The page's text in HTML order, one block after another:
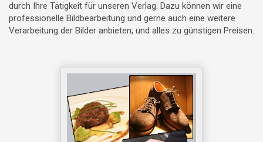
durch Ihre Tätigkeit für unseren Verlag. Dazu können wir eine
professionelle Bildbearbeitung und gerne auch eine weitere
Verarbeitung der Bilder anbieten, und alles zu günstigen Preisen.